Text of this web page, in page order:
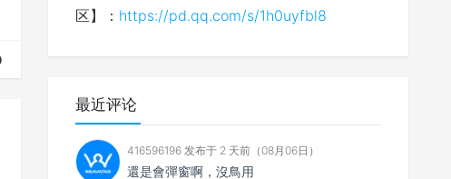
区】： https://pd.qq.com/s/1h0uyfbl8
最近评论
416596196 发布于 2 天前（08月06日）
還是會彈窗啊，沒鳥用